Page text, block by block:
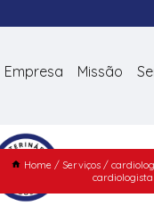
Empresa Missão
Home Serviços